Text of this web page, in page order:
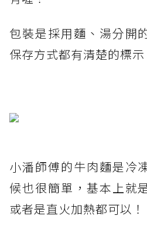
包裝是採用麵、湯分開
保存方式都有清楚的標示
小潘師傅的牛肉麵是冷
候也很簡單，基本上就
或者是直火加熱都可以！